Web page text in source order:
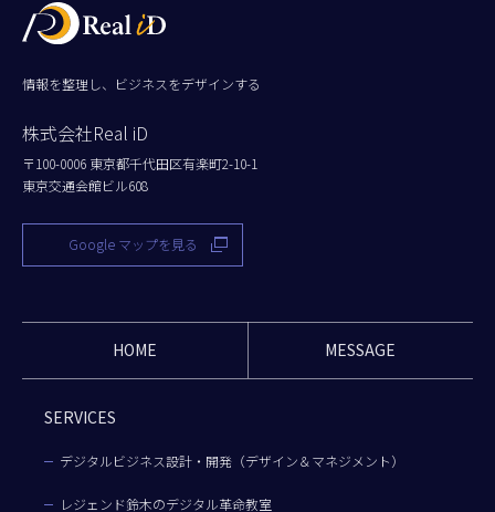
情報を整理し、ビジネスをデザインする
株式会社Real iD
〒100-0006 東京都千代田区有楽町2-10-1
東京交通会館ビル608
Google マップを見る
HOME MESSAGE
SERVICES
デジタルビジネス設計・開発（デザイン＆マネジメント）
レジェンド鈴木のデジタル革命教室